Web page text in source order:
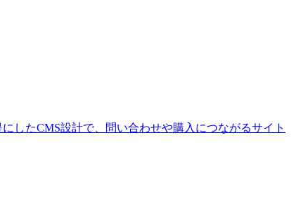
したCMS設計で、問い合わせや購入につながるサイト